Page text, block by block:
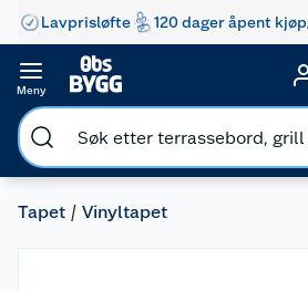
Lavprisløfte 120 dager åpent kjøp
Meny
Tapet Vinyltapet